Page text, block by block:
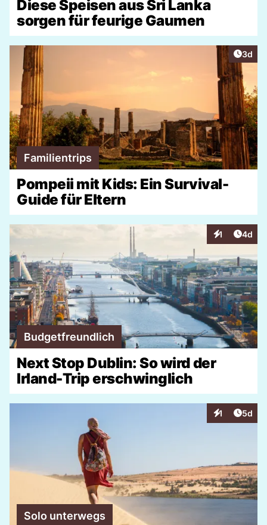
Diese Speisen aus Sri Lanka
sorgen für feurige Gaumen
3d
Familientrips
Pompeii mit Kids: Ein Survival-
Guide für Eltern
1
Interaktionen
4d
Budgetfreundlich
Next Stop Dublin: So wird der
Irland-Trip erschwinglich
1
Interaktionen
5d
Solo unterwegs